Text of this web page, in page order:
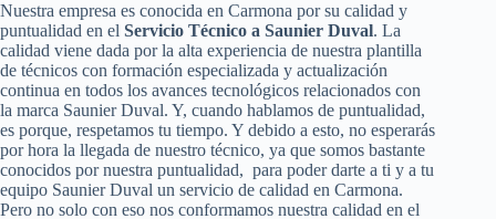
Nuestra empresa es conocida en Carmona por su calidad y
puntualidad en el Servicio Técnico a Saunier Duval. La
calidad viene dada por la alta experiencia de nuestra plantilla
de técnicos con formación especializada y actualización
continua en todos los avances tecnológicos relacionados con
la marca Saunier Duval. Y, cuando hablamos de puntualidad,
es porque, respetamos tu tiempo. Y debido a esto, no esperarás
por hora la llegada de nuestro técnico, ya que somos bastante
conocidos por nuestra puntualidad, para poder darte a ti y a tu
equipo Saunier Duval un servicio de calidad en Carmona.
Pero no solo con eso nos conformamos nuestra calidad en el